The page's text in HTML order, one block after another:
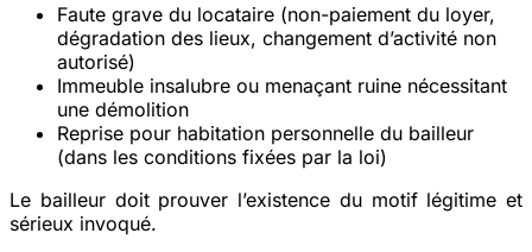
Faute grave du locataire (non-paiement du loyer,
dégradation des lieux, changement d’activité non
autorisé)
Immeuble insalubre ou menaçant ruine nécessitant
une démolition
Reprise pour habitation personnelle du bailleur
(dans les conditions fixées par la loi)
Le bailleur doit prouver l’existence du motif légitime et
sérieux invoqué.